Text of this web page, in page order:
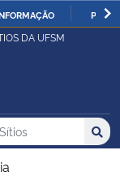
DA UFSM
nos Sítios